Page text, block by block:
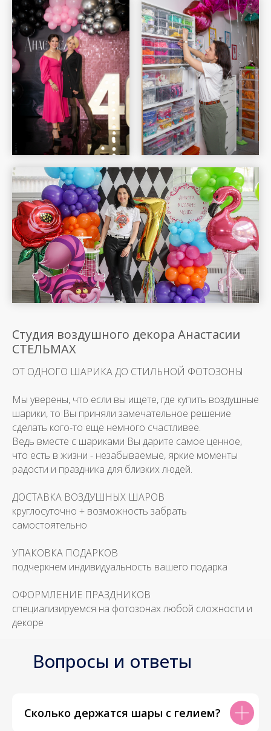
Шар Удачи на карте Москвы — Яндекс Карты
Студия воздушного декора Анастасии
СТЕЛЬМАХ
ОТ ОДНОГО ШАРИКА ДО СТИЛЬНОЙ ФОТОЗОНЫ
Мы уверены, что если вы ищете, где купить воздушные
шарики, то Вы приняли замечательное решение
сделать кого-то еще немного счастливее.
Ведь вместе с шариками Вы дарите самое ценное,
что есть в жизни - незабываемые, яркие моменты
радости и праздника для близких людей.
ДОСТАВКА ВОЗДУШНЫХ ШАРОВ
круглосуточно + возможность забрать
самостоятельно
УПАКОВКА ПОДАРКОВ
подчеркнем индивидуальность вашего подарка
ОФОРМЛЕНИЕ ПРАЗДНИКОВ
специализируемся на фотозонах любой сложности и
декоре
Вопросы и ответы
Сколько держатся шары с гелием?